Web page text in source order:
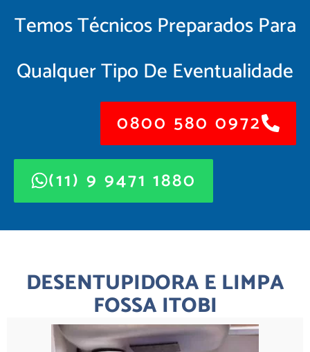
Temos Técnicos Preparados Para
Qualquer Tipo De Eventualidade
0800 580 0972
(11) 9 9471 1880
DESENTUPIDORA E LIMPA
FOSSA ITOBI